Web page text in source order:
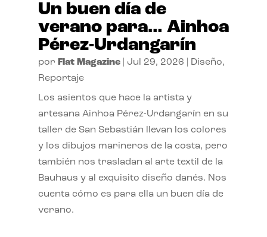
Un buen día de
verano para… Ainhoa
Pérez-Urdangarín
por Flat Magazine| Jul 29, 2026 Diseño,
Reportaje
Los asientos que hace la artista y
artesana Ainhoa Pérez-Urdangarín en su
taller de San Sebastián llevan los colores
y los dibujos marineros de la costa, pero
también nos trasladan al arte textil de la
Bauhaus y al exquisito diseño danés. Nos
cuenta cómo es para ella un buen día de
verano.